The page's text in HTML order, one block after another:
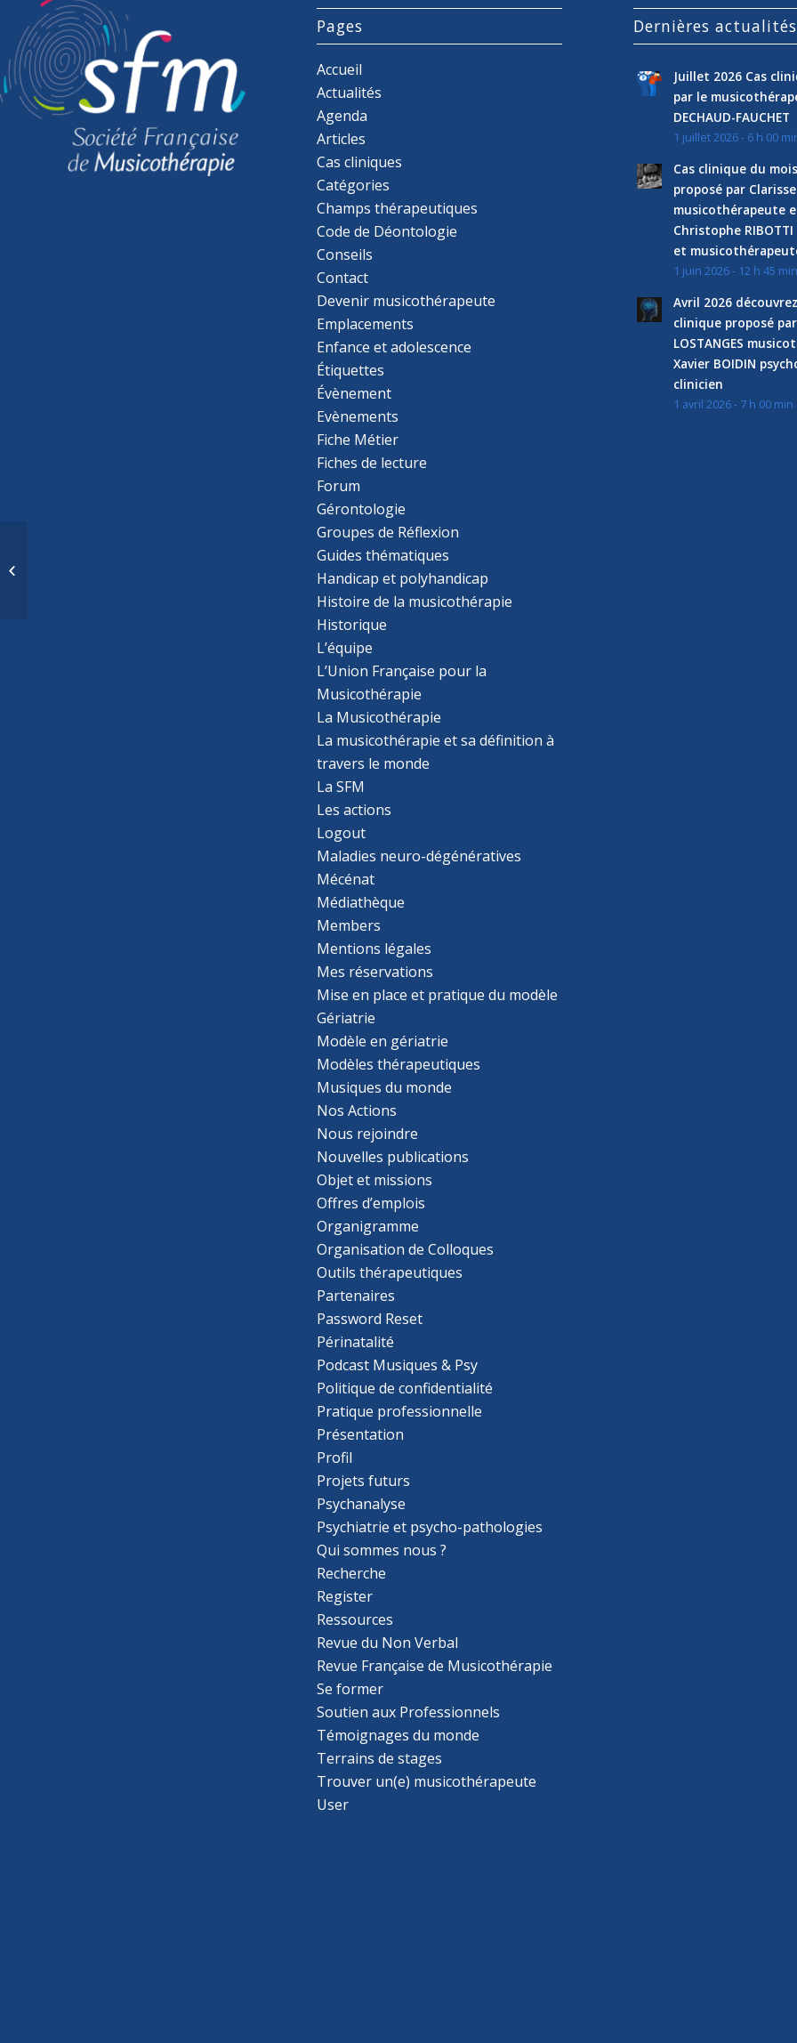
Pages
Accueil
Actualités
Agenda
Articles
Cas cliniques
Catégories
Champs thérapeutiques
Code de Déontologie
Conseils
Contact
Devenir musicothérapeute
Emplacements
Enfance et adolescence
Étiquettes
Évènement
Evènements
Fiche Métier
Fiches de lecture
Forum
Gérontologie
Groupes de Réflexion
Guides thématiques
Handicap et polyhandicap
Histoire de la musicothérapie
Historique
L’équipe
L’Union Française pour la
Musicothérapie
La Musicothérapie
La musicothérapie et sa définition à
travers le monde
La SFM
Les actions
Logout
Maladies neuro-dégénératives
Mécénat
Médiathèque
Members
Mentions légales
Mes réservations
Mise en place et pratique du modèle
Gériatrie
Modèle en gériatrie
Modèles thérapeutiques
Musiques du monde
Nos Actions
Nous rejoindre
Nouvelles publications
Objet et missions
Offres d’emplois
Organigramme
Organisation de Colloques
Outils thérapeutiques
Partenaires
Password Reset
Périnatalité
Podcast Musiques & Psy
Politique de confidentialité
Pratique professionnelle
Présentation
Profil
Projets futurs
Psychanalyse
Psychiatrie et psycho-pathologies
Qui sommes nous ?
Recherche
Register
Ressources
Revue du Non Verbal
Revue Française de Musicothérapie
Se former
Soutien aux Professionnels
Témoignages du monde
Terrains de stages
Trouver un(e) musicothérapeute
User
Dernières actualités
Juillet 2026 Cas
par le
DECHAUD-FAUCHET
1 juillet 2026 - 6 h 00
Cas clinique du
proposé par Clarisse
musicothérapeute
Christophe
et
1 juin 2026 - 12 h 45 min
Avril 2026
clinique proposé
LOSTANGES
Xavier BOIDIN
clinicien
1 avril 2026 - 7 h 00 min